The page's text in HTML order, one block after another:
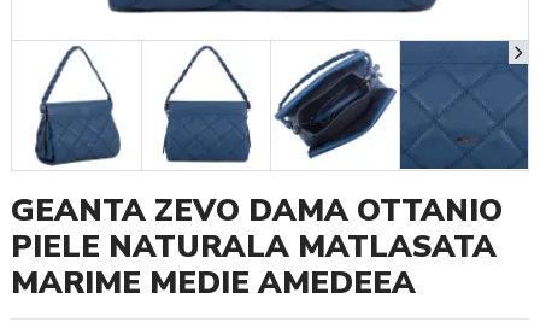
GEANTA ZEVO DAMA OTTANIO
PIELE NATURALA MATLASATA
MARIME MEDIE AMEDEEA